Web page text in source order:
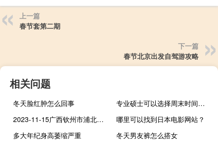
上一篇
春节套第二期
下一篇
春节北京出发自驾游攻略
相关问题
冬天脸红肿怎么回事
专业硕士可以选择周末时间到校上课吗
2023-11-15广西钦州市浦北县(鹿茸菇)的报价是多少
哪里可以找到日本电影网站？
多大年纪身高萎缩严重
冬天男友裤怎么搭女